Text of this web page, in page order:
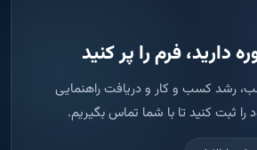
دارید، فرم را پر کنید
رشد کسب و کار و دریافت راهنمایی
ثبت کنید تا با شما تماس بگیریم.